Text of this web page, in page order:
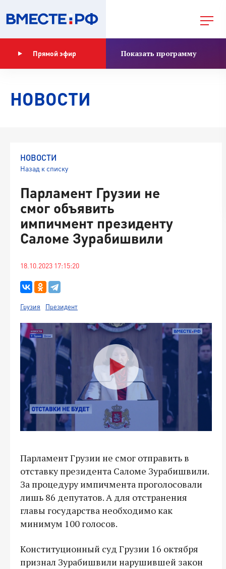
Прямой эфир Показать программу
НОВОСТИ
НОВОСТИ
Назад к списку
Парламент Грузии не
смог объявить
импичмент президенту
Саломе Зурабишвили
18.10.2023 17:15:20
Грузия Президент
Парламент Грузии не смог отправить в
отставку президента Саломе Зурабишвили.
За процедуру импичмента проголосовали
лишь 86 депутатов. А для отстранения
главы государства необходимо как
минимум 100 голосов.
Конституционный суд Грузии 16 октября
признал Зурабишвили нарушившей закон